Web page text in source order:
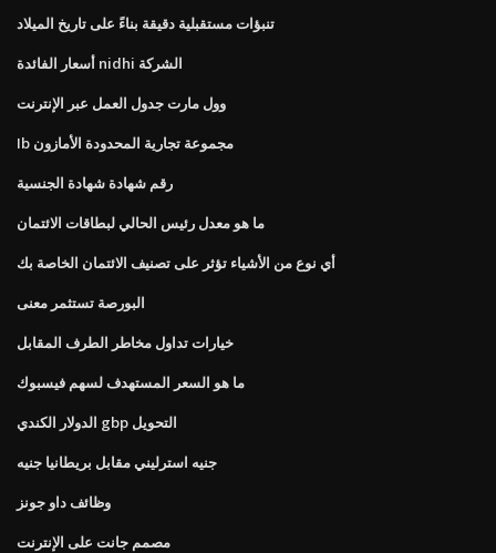
تنبؤات مستقبلية دقيقة بناءً على تاريخ الميلاد
أسعار الفائدة nidhi الشركة
وول مارت جدول العمل عبر الإنترنت
Ib مجموعة تجارية المحدودة الأمازون
رقم شهادة شهادة الجنسية
ما هو معدل رئيس الحالي لبطاقات الائتمان
أي نوع من الأشياء تؤثر على تصنيف الائتمان الخاصة بك
البورصة تستثمر معنى
خيارات تداول مخاطر الطرف المقابل
ما هو السعر المستهدف لسهم فيسبوك
الدولار الكندي gbp التحويل
جنيه استرليني مقابل بريطانيا جنيه
وظائف داو جونز
مصمم جانت على الإنترنت